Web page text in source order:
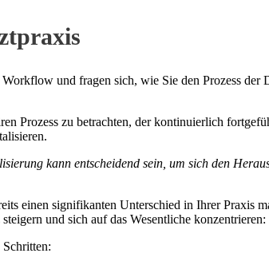
und fragen sich, wie Sie den Prozess
Prozess zu betrachten, der kontinuierlich
kann entscheidend sein, um sich den
einen signifikanten Unterschied in Ihrer Praxis
und sich auf das Wesentliche